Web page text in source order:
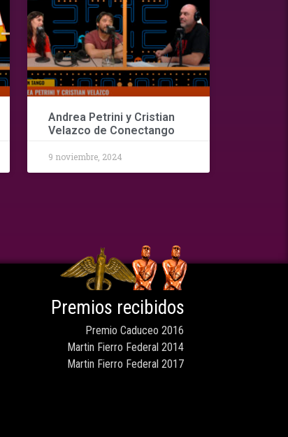
Andrea Petrini y Cristian
Velazco de Conectango
9 noviembre, 2024
Premios recibidos
Premio Caduceo 2016
Martin Fierro Federal 2014
Martin Fierro Federal 2017